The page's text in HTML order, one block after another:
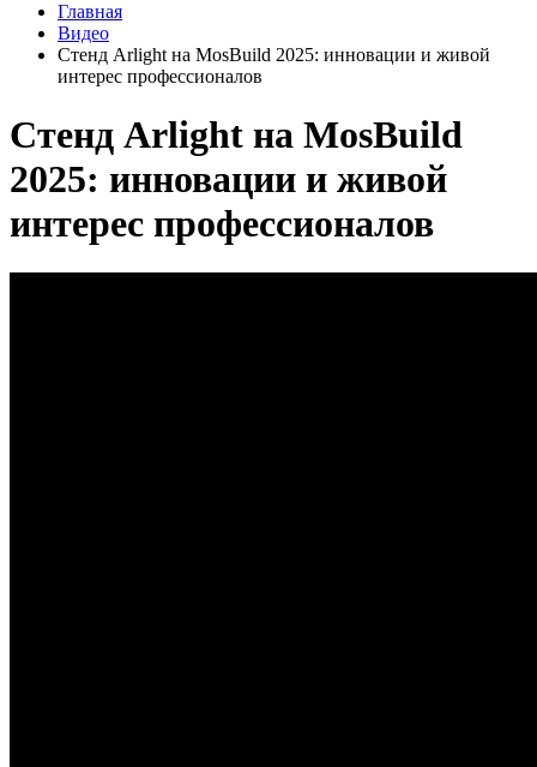
Главная
Видео
Стенд Arlight на MosBuild 2025: инновации и живой
интерес профессионалов
Стенд Arlight на MosBuild
2025: инновации и живой
интерес профессионалов